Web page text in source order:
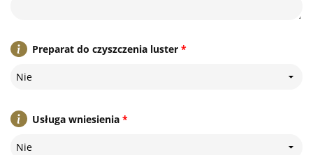
*
Preparat do czyszczenia luster
Nie
*
Usługa wniesienia
Nie